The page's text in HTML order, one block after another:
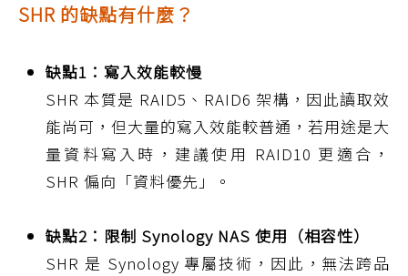
SHR 的缺點有什麼？
缺點1：寫入效能較慢
SHR 本質是 RAID5、RAID6 架構，因此讀取效
能尚可，但大量的寫入效能較普通，若用途是大
量資料寫入時，建議使用 RAID10 更適合，
SHR 偏向「資料優先」。
缺點2：限制 Synology NAS 使用（相容性）
SHR 是 Synology 專屬技術，因此，無法跨品